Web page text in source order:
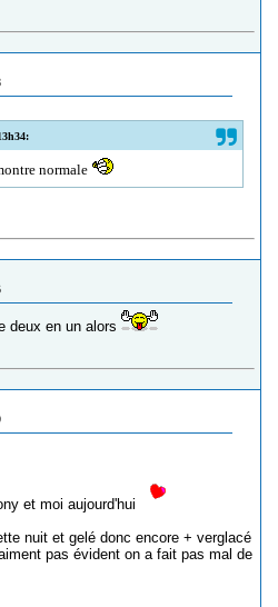
normale
deux en un alors
et moi aujourd'hui
nuit et gelé donc encore + verglacé
pas évident on a fait pas mal de